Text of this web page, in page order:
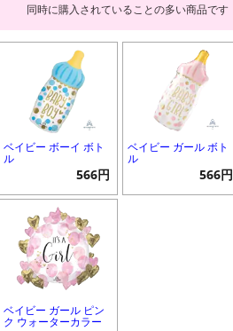
同時に購入されていることの多い商品です
ベイビー ボーイ ボト
ル
566円
ベイビー ガール ボト
ル
566円
ベイビー ガール ピン
ク ウォーターカラー